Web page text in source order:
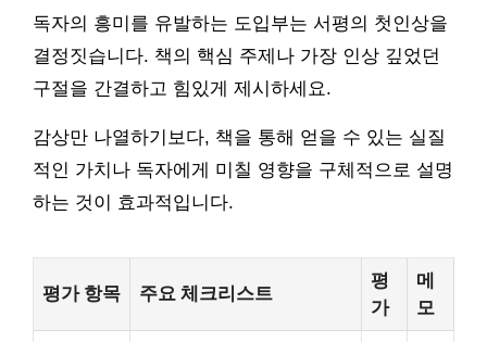
독자의 흥미를 유발하는 도입부는 서평의 첫인상을
결정짓습니다. 책의 핵심 주제나 가장 인상 깊었던
구절을 간결하고 힘있게 제시하세요.
감상만 나열하기보다, 책을 통해 얻을 수 있는 실질
적인 가치나 독자에게 미칠 영향을 구체적으로 설명
하는 것이 효과적입니다.
평가 항목 주요 체크리스트
평
가
메
모